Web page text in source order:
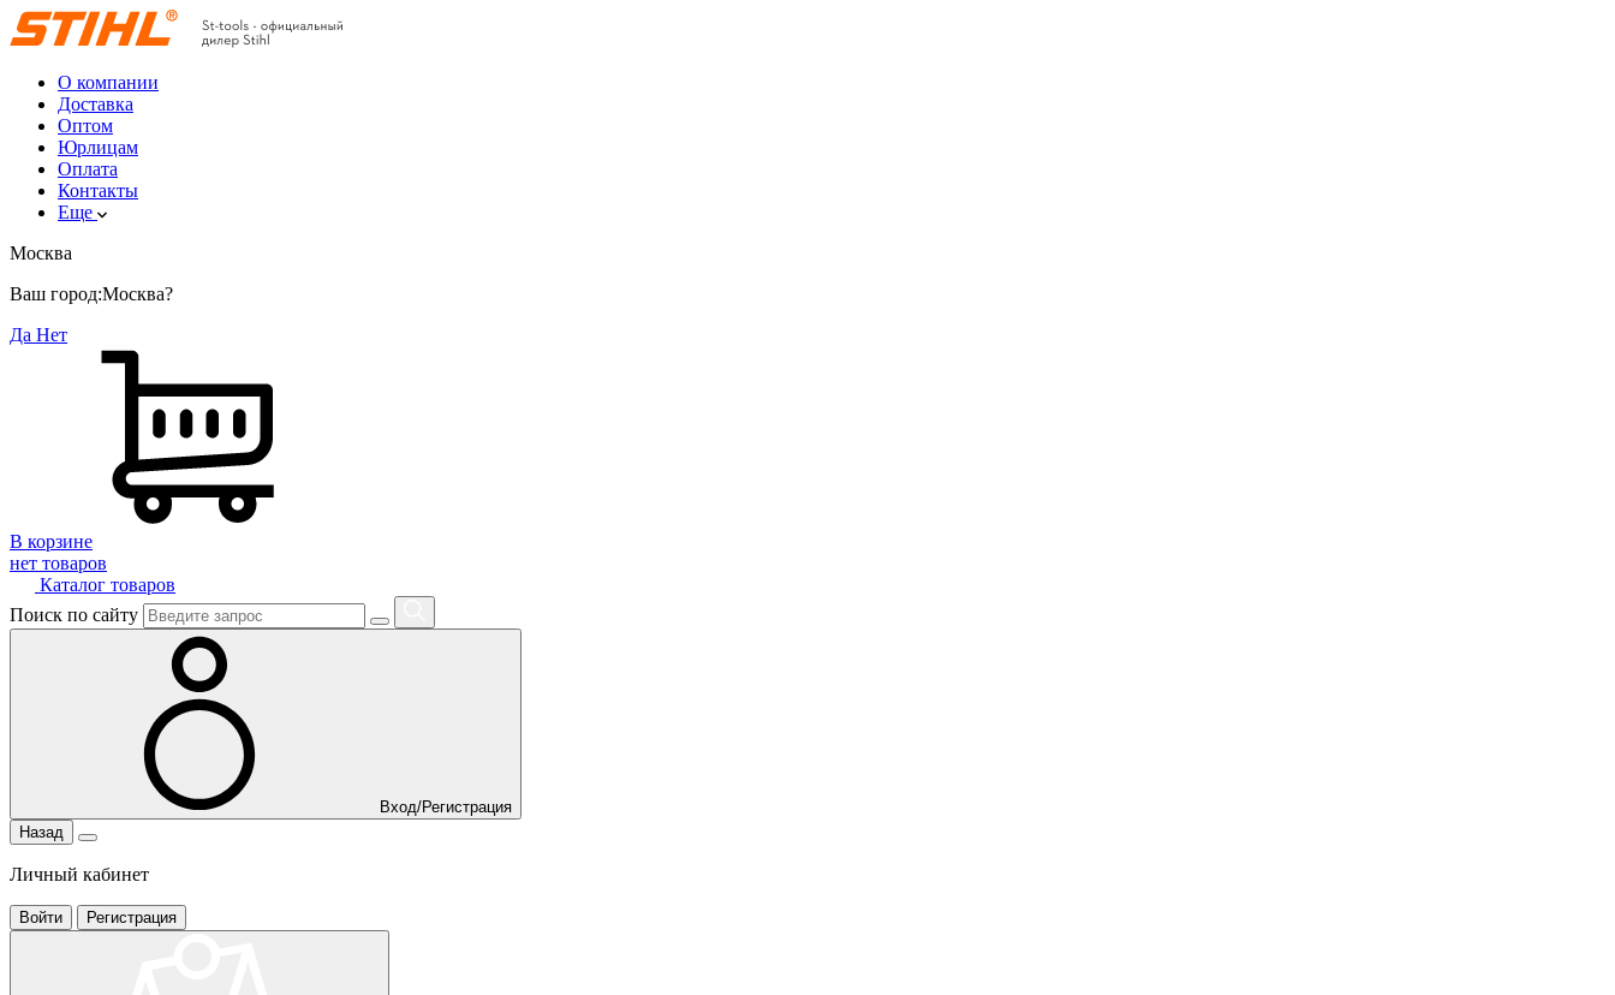
О компании
Доставка
Оптом
Юрлицам
Оплата
Контакты
Еще
Москва
Ваш город:Москва?
Да Нет
В корзине
нет товаров
Каталог товаров
Поиск по сайту
Вход/Регистрация
Назад
Личный кабинет
Войти Регистрация